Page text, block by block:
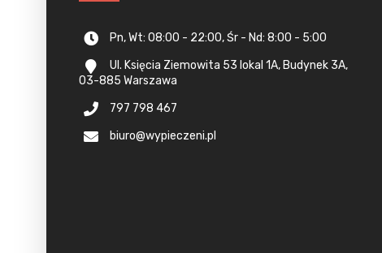
Pn, Wt: 08:00 - 22:00, Śr - Nd: 8:00 - 5:00
Ul. Księcia Ziemowita 53 lokal 1A, Budynek 3A,
03-885 Warszawa
797 798 467
biuro@wypieczeni.pl